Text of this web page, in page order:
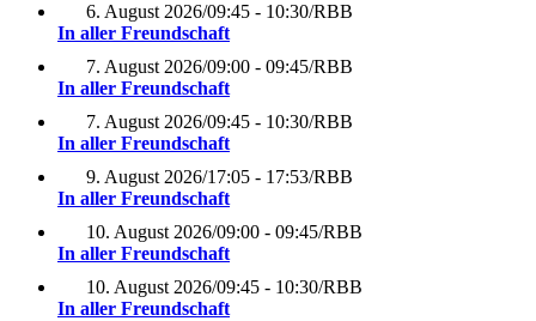
6. August 2026/09:45 - 10:30/RBB
In aller Freundschaft
7. August 2026/09:00 - 09:45/RBB
In aller Freundschaft
7. August 2026/09:45 - 10:30/RBB
In aller Freundschaft
9. August 2026/17:05 - 17:53/RBB
In aller Freundschaft
10. August 2026/09:00 - 09:45/RBB
In aller Freundschaft
10. August 2026/09:45 - 10:30/RBB
In aller Freundschaft